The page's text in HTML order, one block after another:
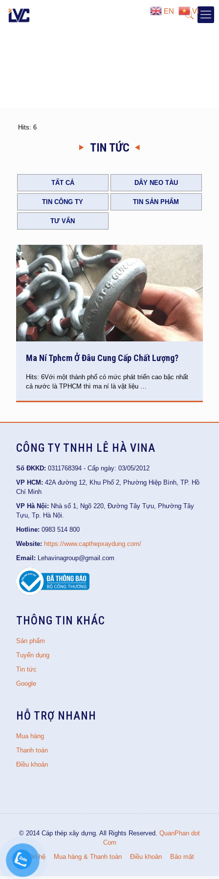
Hits: 6
TIN TỨC
TẤT CẢ DÂY NEO TÀU
TIN CÔNG TY TIN SẢN PHẨM
TƯ VẤN
Ma Ní Tphcm Ở Đâu Cung Cấp Chất Lượng?
Hits: 6Với một thành phố có mức phát triển cao bậc nhất
cả nước là TPHCM thì ma ní là vật liệu …
CÔNG TY TNHH LÊ HÀ VINA
Số ĐKKD: 0311768394 - Cấp ngày: 03/05/2012
VP HCM: 42A đường 12, Khu Phố 2, Phường Hiệp Bình, TP. Hồ
Chí Minh
VP Hà Nội: Nhà số 1, Ngõ 220, Đường Tây Tựu, Phường Tây
Tựu, Tp. Hà Nội.
Hotline: 0983 514 800
Website: https://www.capthepxaydung.com/
Email: Lehavinagroup@gmail.com
THÔNG TIN KHÁC
Sản phẩm
Tuyển dụng
Tin tức
Google
HỖ TRỢ NHANH
Mua hàng
Thanh toán
Điều khoản
© 2014 Cáp thép xây dựng. All Rights Reserved. QuanPhan dot
Com
Liên hệ
Mua hàng & Thanh toán Điều khoản Bảo mật
EN VI